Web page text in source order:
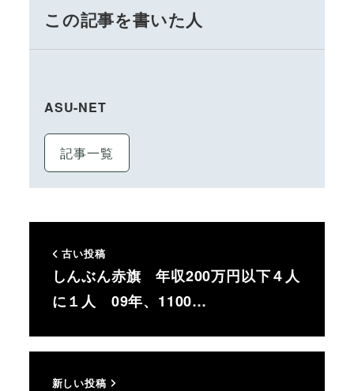
この記事を書いた人
ASU-NET
記事一覧
古い投稿
しんぶん赤旗 年収200万円以下４人
に１人 09年、1100…
新しい投稿